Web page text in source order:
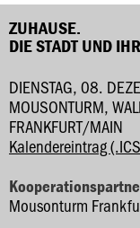
ZUHAUSE.
DIE STADT UND
DIENSTAG, 08.
MOUSONTURM,
RANKFURT/MAIN
Kalendereintrag
Mousonturm